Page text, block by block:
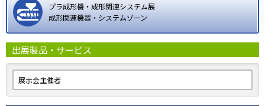
プラ成形機・成形関連システム展
成形関連機器・システムゾーン
出展製品・サービス
展示会主催者